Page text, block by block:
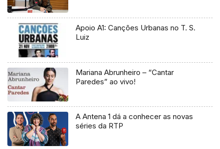
Apoio A1: Canções Urbanas no T. S.
Luiz
Mariana Abrunheiro – “Cantar
Paredes” ao vivo!
A Antena 1 dá a conhecer as novas
séries da RTP